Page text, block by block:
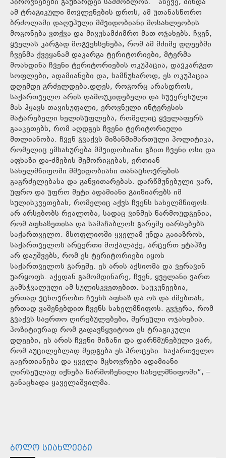
პიროვნებები გაუზარდეს სამშობლოს. ასევე, მინდა
ამ ტრაგიკული მოვლენების დროს, ამ უთანასწორო
ბრძოლაში დაღუპული მშვიდობიანი მოსახლეობის
მოგონება ვთქვა და მივუსამძიმრო მათ ოჯახებს. ჩვენ,
ყველას კარგად მოგვეხსენება, რომ ამ მძიმე დღეებში
ჩვენმა ქვეყანამ დაკარგა ტერიტორიები, მტერმა
მოახდინა ჩვენი ტერიტორიების ოკუპაცია, დავკარგეთ
სოფლები, ადამიანები და, სამწუხაროდ, ეს ოკუპაცია
დღემდე გრძელდება.დღეს, როგორც არასდროს,
საქართველო არის დამოუკიდებელი და სუვერენული.
მას ჰყავს თავისუფალი, ეროვნული ინტერესის
მატარებელი ხელისუფლება, რომელიც ყველაფერს
გააკეთებს, რომ აღდგეს ჩვენი ტერიტორიული
მთლიანობა. ჩვენ გვაქვს მიზანმიმართული პოლიტიკა,
რომელიც ემსახურება მშვიდობიანი გზით ჩვენი ოსი და
აფხაზი და-ძმების შემორიგებას, ერთიან
სახელმწიფოში მშვიდობიანი თანაცხოვრების
გაგრძელებასა და განვითარებას. დარწმუნებული ვარ,
უფრო და უფრო მეტი ადამიანი გაიზიარებს იმ
სულისკვეთებას, რომელიც აქვს ჩვენს სახელმწიფოს.
არ არსებობს რეალობა, სადაც ვინმეს წარმოუდგენია,
რომ აფხაზეთისა და სამაჩაბლოს გარეშე იარსებებს
საქართველო. მსოფლიოში ყველამ უნდა გაიაზროს,
საქართველოს არცერთი მოქალაქე, არცერთ ეტაპზე
არ დაუშვებს, რომ ეს ტერიტორიები იყოს
საქართველოს გარეშე. ეს არის აქსიომა და ვერავინ
უარყოფს. აქედან გამომდინარე, ჩვენ, ყველანი ვართ
გამსჭვალული ამ სულისკვეთებით. საუკუნეებია,
ერთად ვცხოვრობთ ჩვენს აფხაზ და ოს და-ძმებთან,
ერთად ვაშენებდით ჩვენს სახელმწიფოს. გვჯერა, რომ
გვაქვს საერთო ღირებულებები, შერეული ოჯახებია.
პოზიტიურად რომ გადავწყვიტოთ ეს ტრაგიკული
დღეები, ეს არის ჩვენი მიზანი და დარწმუნებული ვარ,
რომ აუცილებლად შედგება ეს პროცესი. საქართველო
გაერთიანება და ყველა მცხოვრები ადამიანი
ღირსეულად იქნება წარმოჩენილი სახელმწიფოში“, –
განაცხადა ყაველაშვილმა.
ᲑᲝᲚᲝ ᲡᲘᲐᲮᲚᲔᲔᲑᲘ